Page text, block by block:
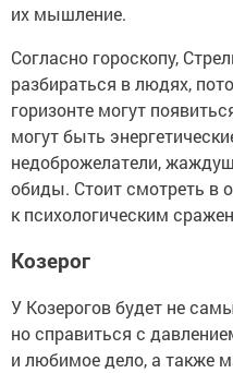
их мышление.
Согласно гороскопу,
разбираться в людях,
горизонте могут
могут быть
недоброжелатели,
обиды. Стоит смотреть в
к психологическим
Козерог
У Козерогов будет не
но справиться с
и любимое дело, а также